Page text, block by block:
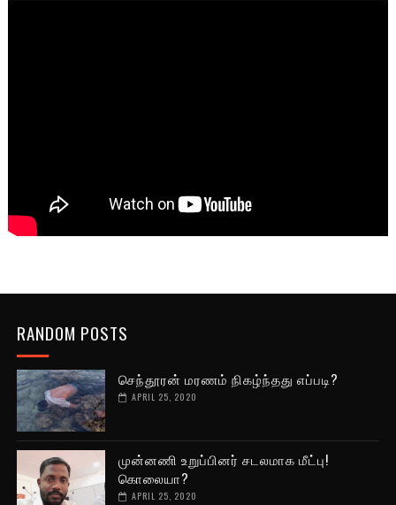
RANDOM POSTS
செந்தூரன் மரணம் நிகழ்ந்தது எப்படி?
APRIL 25, 2020
முன்னணி உறுப்பினர் சடலமாக மீட்பு!
கொலையா?
APRIL 25, 2020